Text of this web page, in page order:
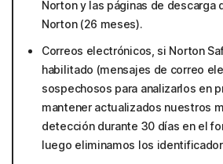
Norton y las páginas de descarga
Norton (26 meses).
Correos electrónicos, si Norton
habilitado (mensajes de correo
sospechosos para analizarlos en
mantener actualizados nuestros
detección durante 30 días en el
luego eliminamos los